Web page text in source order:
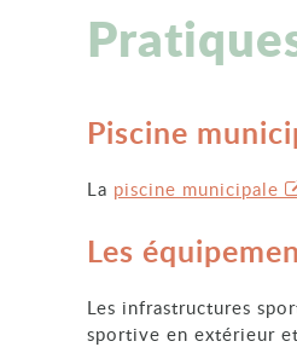
Piscine
La piscine municipale
Les
Les infrastructures
sportive en extérieur